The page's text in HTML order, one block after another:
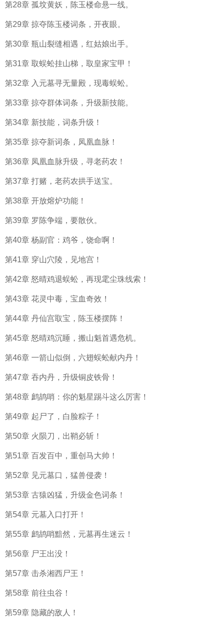
第28章 孤坟黄妖，陈玉楼命悬一线。
第29章 掠夺陈玉楼词条，开夜眼。
第30章 瓶山裂缝相遇，红姑娘出手。
第31章 取蜈蚣挂山梯，取皇家宝甲！
第32章 入元墓寻无量殿，现毒蜈蚣。
第33章 掠夺群体词条，升级新技能。
第34章 新技能，词条升级！
第35章 掠夺新词条，凤凰血脉！
第36章 凤凰血脉升级，寻老药农！
第37章 打赌，老药农拱手送宝。
第38章 开放熔炉功能！
第39章 罗陈争端，要散伙。
第40章 杨副官：鸡爷，饶命啊！
第41章 穿山穴陵，见地宫！
第42章 怒晴鸡退蜈蚣，再现雮尘珠线索！
第43章 花灵中毒，宝血奇效！
第44章 丹仙宫取宝，陈玉楼摆阵！
第45章 怒晴鸡沉睡，搬山魁首遇危机。
第46章 一箭山似倒，六翅蜈蚣献内丹！
第47章 吞内丹，升级铜皮铁骨！
第48章 鹧鸪哨：你的魁星踢斗这么厉害！
第49章 起尸了，白脸粽子！
第50章 火陨刀，出鞘必斩！
第51章 百发百中，重创马大帅！
第52章 见元墓口，猛兽侵袭！
第53章 古猿凶猛，升级金色词条！
第54章 元墓入口打开！
第55章 鹧鸪哨黯然，元墓再生迷云！
第56章 尸王出没！
第57章 击杀湘西尸王！
第58章 前往虫谷！
第59章 隐藏的敌人！